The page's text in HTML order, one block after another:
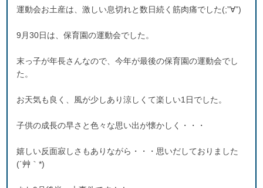
運動会お土産は、激しい息切れと数日続く筋肉痛でした(;”∀”)
9月30日は、保育園の運動会でした。
末っ子が年長さんなので、今年が最後の保育園の運動会でし
た。
お天気も良く、風が少しあり涼しくて楽しい1日でした。
子供の成長の早さと色々な思い出が懐かしく・・・
嬉しい反面寂しさもありながら・・・思いだしておりました
(´艸｀*)